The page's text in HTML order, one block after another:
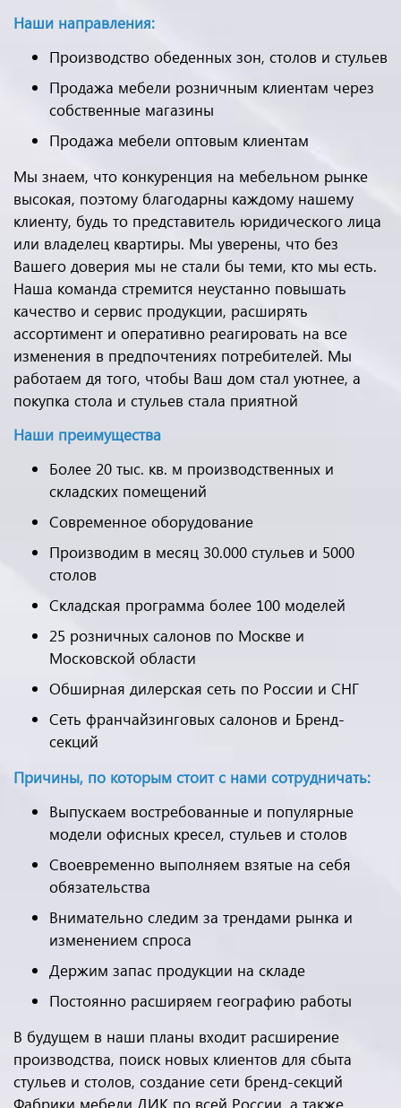
Наши направления:
Производство обеденных зон, столов и стульев
Продажа мебели розничным клиентам через
собственные магазины
Продажа мебели оптовым клиентам
Мы знаем, что конкуренция на мебельном рынке
высокая, поэтому благодарны каждому нашему
клиенту, будь то представитель юридического лица
или владелец квартиры. Мы уверены, что без
Вашего доверия мы не стали бы теми, кто мы есть.
Наша команда стремится неустанно повышать
качество и сервис продукции, расширять
ассортимент и оперативно реагировать на все
изменения в предпочтениях потребителей. Мы
работаем дя того, чтобы Ваш дом стал уютнее, а
покупка стола и стульев стала приятной
Наши преимущества
Более 20 тыс. кв. м производственных и
складских помещений
Современное оборудование
Производим в месяц 30.000 стульев и 5000
столов
Складская программа более 100 моделей
25 розничных салонов по Москве и
Московской области
Обширная дилерская сеть по России и СНГ
Сеть франчайзинговых салонов и Бренд-
секций
Причины, по которым стоит с нами сотрудничать:
Выпускаем востребованные и популярные
модели офисных кресел, стульев и столов
Своевременно выполняем взятые на себя
обязательства
Внимательно следим за трендами рынка и
изменением спроса
Держим запас продукции на складе
Постоянно расширяем географию работы
В будущем в наши планы входит расширение
производства, поиск новых клиентов для сбыта
стульев и столов, создание сети бренд-секций
Фабрики мебели ДИК по всей России, а также